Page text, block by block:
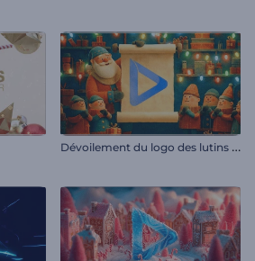
D
évoilement du logo des lutins du Père Noël